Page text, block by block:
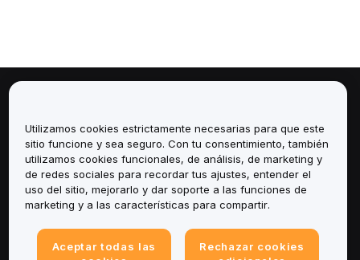
Servicios
Soporte
Utilizamos cookies estrictamente necesarias para que este
sitio funcione y sea seguro. Con tu consentimiento, también
utilizamos cookies funcionales, de análisis, de marketing y
de redes sociales para recordar tus ajustes, entender el
uso del sitio, mejorarlo y dar soporte a las funciones de
marketing y a las características para compartir.
Aceptar todas las
Rechazar cookies